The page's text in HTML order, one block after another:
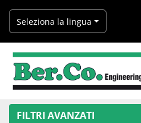
Seleziona la lingua
FILTRI AVANZATI